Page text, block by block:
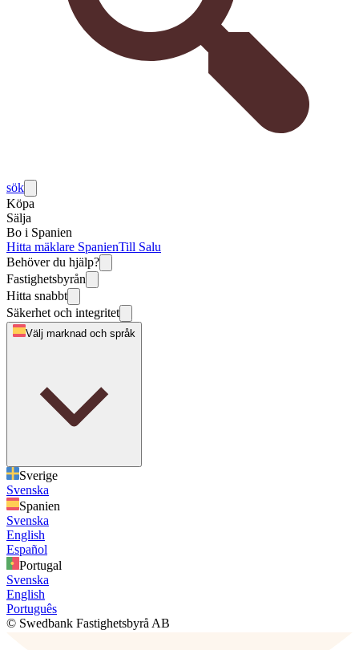
sök
Köpa
Sälja
Bo i Spanien
Hitta mäklare SpanienTill Salu
Behöver du hjälp?
Fastighetsbyrån
Hitta snabbt
Säkerhet och integritet
Välj marknad och språk
Sverige
Svenska
Spanien
Svenska
English
Español
Portugal
Svenska
English
Português
© Swedbank Fastighetsbyrå AB